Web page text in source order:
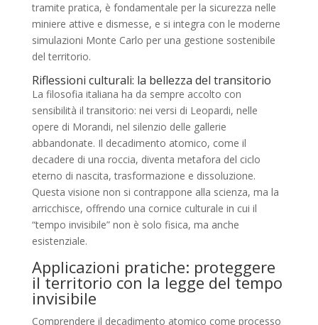
tramite pratica, è fondamentale per la sicurezza nelle
miniere attive e dismesse, e si integra con le moderne
simulazioni Monte Carlo per una gestione sostenibile
del territorio.
Riflessioni culturali: la bellezza del transitorio
La filosofia italiana ha da sempre accolto con
sensibilità il transitorio: nei versi di Leopardi, nelle
opere di Morandi, nel silenzio delle gallerie
abbandonate. Il decadimento atomico, come il
decadere di una roccia, diventa metafora del ciclo
eterno di nascita, trasformazione e dissoluzione.
Questa visione non si contrappone alla scienza, ma la
arricchisce, offrendo una cornice culturale in cui il
“tempo invisibile” non è solo fisica, ma anche
esistenziale.
Applicazioni pratiche: proteggere
il territorio con la legge del tempo
invisibile
Comprendere il decadimento atomico come processo